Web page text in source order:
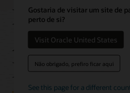
Gostaria de visitar um site de
perto de si?
Visit Oracle United States
Não obrigado, prefiro ficar aqui
See this page for a different
Recursos do
Autonomous
Database